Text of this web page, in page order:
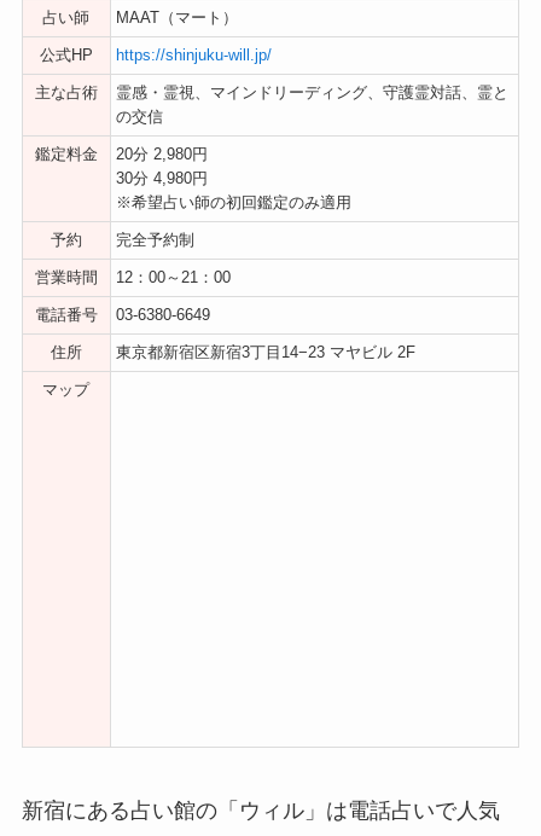
占い師 MAAT（マート）
公式HP https://shinjuku-will.jp/
主な占術
霊感・霊視、マインドリーディング、守護霊対話、霊と
の交信
鑑定料金
20分 2,980円
30分 4,980円
※希望占い師の初回鑑定のみ適用
予約 完全予約制
営業時間 12：00～21：00
電話番号 03-6380-6649
住所 東京都新宿区新宿3丁目14−23 マヤビル 2F
マップ
新宿にある占い館の「ウィル」は電話占いで人気